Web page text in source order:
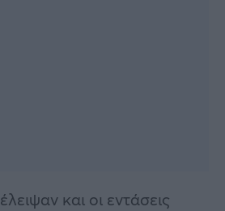
και οι εντάσεις